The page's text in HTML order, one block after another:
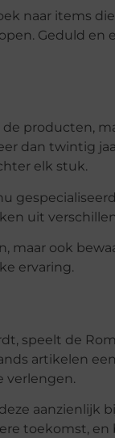
naar items
Geduld
producten,
dan twintig
elk stuk.
uit
maar ook
ervaring.
speelt de
artikelen
verlengen.
aanzienlijk
toekomst,